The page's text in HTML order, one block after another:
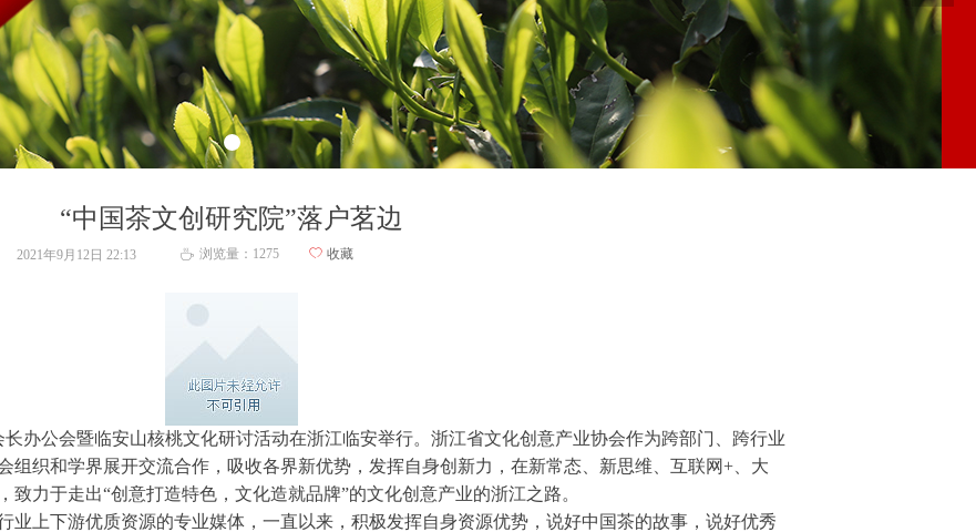
“中国茶文创研究院”落户茗边
办公会暨临安山核桃文化研讨活动在浙江临安举行。浙江省文化创意产业协会作为跨部门、跨行业
组织和学界展开交流合作，吸收各界新优势，发挥自身创新力，在新常态、新思维、互联网+、大
力于走出“创意打造特色，文化造就品牌”的文化创意产业的浙江之路。
业上下游优质资源的专业媒体，一直以来，积极发挥自身资源优势，说好中国茶的故事，说好优秀
2021年9月12日 22:13 ꄘ 浏览量： 1275 ꄀ 收藏